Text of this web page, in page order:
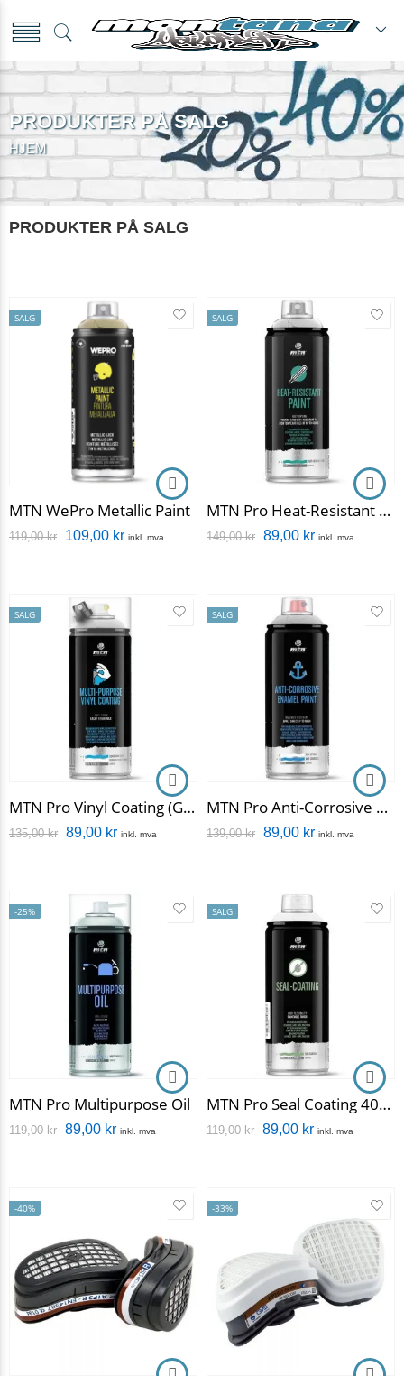
PRODUKTER PÅ SALG
HJEM
PRODUKTER PÅ SALG
SALG
MTN WePro Metallic Paint
119,00kr 109,00 kr inkl. mva
SALG
MTN Pro Heat-Resistant Paint
149,00kr 89,00 kr inkl. mva
SALG
MTN Pro Vinyl Coating (Gummilakk)
135,00kr 89,00 kr inkl. mva
SALG
MTN Pro Anti-Corrosive Paint
139,00kr 89,00 kr inkl. mva
-25%
MTN Pro Multipurpose Oil
119,00kr 89,00 kr inkl. mva
SALG
MTN Pro Seal Coating 400ml
119,00kr 89,00 kr inkl. mva
-40% -33%